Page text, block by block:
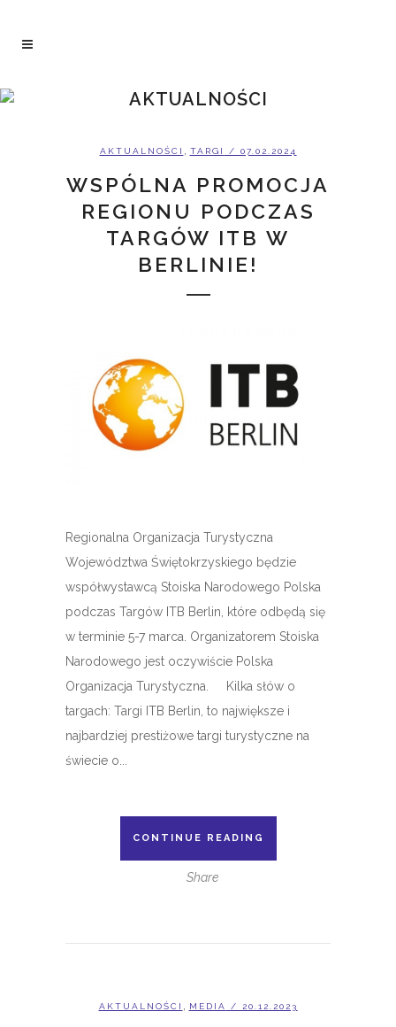
AKTUALNOŚCI
AKTUALNOŚCI TARGI / 07.02.2024
WSPÓLNA PROMOCJA
REGIONU PODCZAS
TARGÓW ITB W
BERLINIE!
Regionalna Organizacja Turystyczna
Województwa Świętokrzyskiego będzie
współwystawcą Stoiska Narodowego Polska
podczas Targów ITB Berlin, które odbędą się
w terminie 5-7 marca. Organizatorem Stoiska
Narodowego jest oczywiście Polska
Organizacja Turystyczna. Kilka słów o
targach: Targi ITB Berlin, to największe i
najbardziej prestiżowe targi turystyczne na
świecie o...
CONTINUE READING
Share
AKTUALNOŚCI MEDIA / 20.12.2023